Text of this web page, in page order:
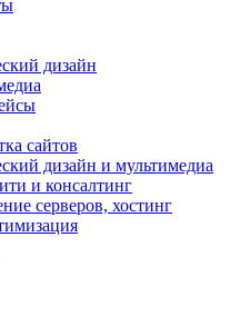
дизайн
сайтов
дизайн и мультимедиa
и консалтинг
серверов, хостинг